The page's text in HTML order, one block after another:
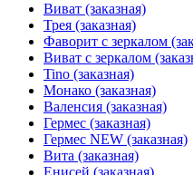
Виват (заказная)
Трея (заказная)
Фаворит с зеркалом
Виват с зеркалом
Tino (заказная)
Монако (заказная)
Валенсия (заказная)
Гермес (заказная)
Гермес NEW (заказная)
Вита (заказная)
Енисей (заказная)